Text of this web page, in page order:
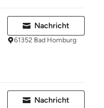
Nachricht
61352 Bad Homburg
Nachricht